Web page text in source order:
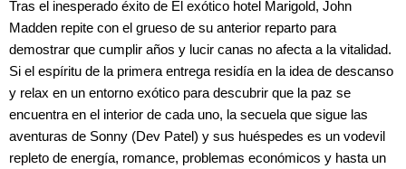
Tras el inesperado éxito de El exótico hotel Marigold, John
Madden repite con el grueso de su anterior reparto para
demostrar que cumplir años y lucir canas no afecta a la vitalidad.
Si el espíritu de la primera entrega residía en la idea de descanso
y relax en un entorno exótico para descubrir que la paz se
encuentra en el interior de cada uno, la secuela que sigue las
aventuras de Sonny (Dev Patel) y sus huéspedes es un vodevil
repleto de energía, romance, problemas económicos y hasta un